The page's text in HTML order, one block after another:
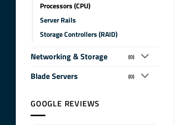
Processors (CPU)
Server Rails
Storage Controllers (RAID)
Networking & Storage (0)
Blade Servers (0)
GOOGLE REVIEWS